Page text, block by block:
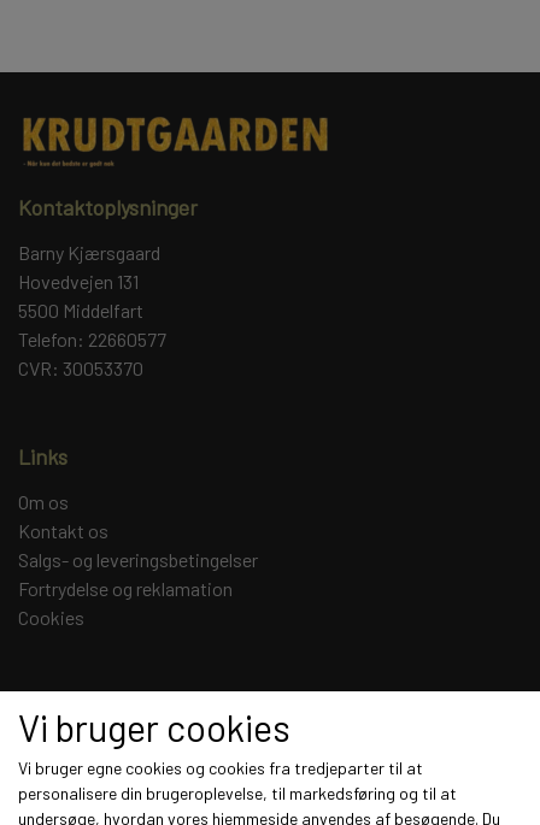
Kontaktoplysninger
Barny Kjærsgaard
Hovedvejen 131
5500 Middelfart
Telefon: 22660577
CVR: 30053370
Links
Om os
Kontakt os
Salgs- og leveringsbetingelser
Fortrydelse og reklamation
Cookies
Vi bruger cookies
Vi bruger egne cookies og cookies fra tredjeparter til at
personalisere din brugeroplevelse, til markedsføring og til at
undersøge, hvordan vores hjemmeside anvendes af besøgende. Du